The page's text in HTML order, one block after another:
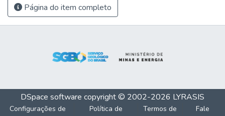
Página do item completo
DSpace software copyright © 2002-2026 LYRASIS
Configurações de
Política de
Termos de
Fale